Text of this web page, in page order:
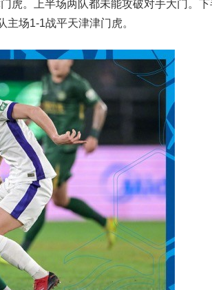
虎。上半场两队都未能攻破对手大门。
场1-1战平天津津门虎。